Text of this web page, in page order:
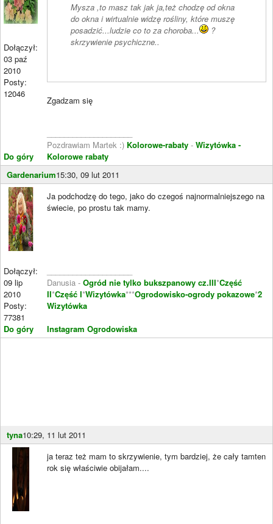
Dołączył:
03 paź
2010
Posty:
12046
Do góry
Mysza ,to masz tak jak ja,też chodzę od okna
do okna i wirtualnie widzę rośliny, które muszę
posadzić...ludzie co to za choroba...
?
skrzywienie psychiczne..
Zgadzam się
Pozdrawiam Martek :) Kolorowe-rabaty - Wizytówka -
Kolorowe rabaty
Gardenarium15:30, 09 lut 2011
Dołączył:
09 lip
2010
Posty:
77381
Do góry
Ja podchodzę do tego, jako do czegoś najnormalniejszego na
świecie, po prostu tak mamy.
Danusia - Ogród nie tylko bukszpanowy cz.III*Część
II*Część I*Wizytówka***Ogrodowisko-ogrody pokazowe*2
Wizytówka
Instagram Ogrodowiska
tyna10:29, 11 lut 2011
ja teraz też mam to skrzywienie, tym bardziej, że cały tamten
rok się właściwie obijałam....